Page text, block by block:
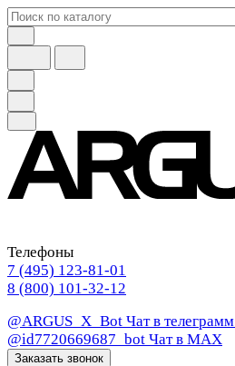
Телефоны
7 (495) 123-81-01
8 (800) 101-32-12
@ARGUS_X_Bot Чат в телеграмм
@id7720669687_bot Чат в МАХ
Заказать звонок